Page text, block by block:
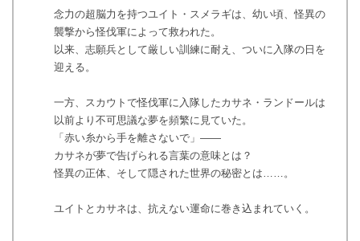
念力の超脳力を持つユイト・スメラギは、幼い頃、怪異の
襲撃から怪伐軍によって救われた。
以来、志願兵として厳しい訓練に耐え、ついに入隊の日を
迎える。
一方、スカウトで怪伐軍に入隊したカサネ・ランドールは
以前より不可思議な夢を頻繁に見ていた。
「赤い糸から手を離さないで」――
カサネが夢で告げられる言葉の意味とは？
怪異の正体、そして隠された世界の秘密とは……。
ユイトとカサネは、抗えない運命に巻き込まれていく。